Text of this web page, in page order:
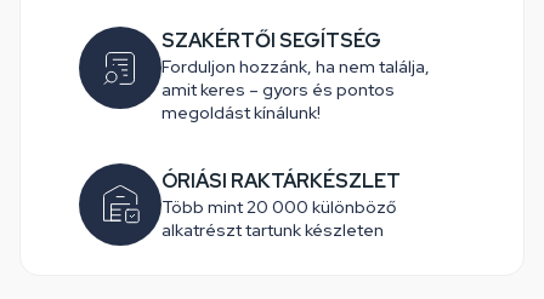
SZAKÉRTŐI SEGÍTSÉG
Forduljon hozzánk, ha nem találja,
amit keres – gyors és pontos
megoldást kínálunk!
ÓRIÁSI RAKTÁRKÉSZLET
Több mint 20 000 különböző
alkatrészt tartunk készleten